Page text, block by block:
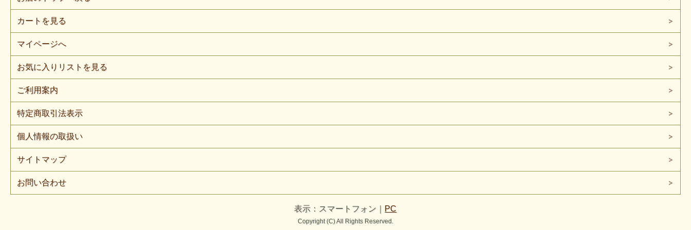
カートを見る
マイページへ
お気に入りリストを見る
ご利用案内
特定商取引法表示
個人情報の取扱い
サイトマップ
お問い合わせ
表示：スマートフォン｜ PC
Copyright (C) All Rights Reserved.